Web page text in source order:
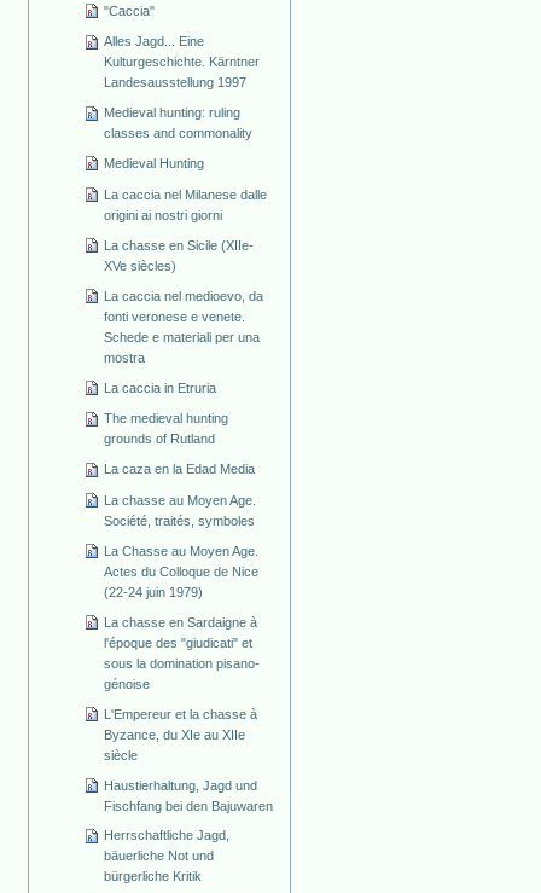
"Caccia"
Alles Jagd... Eine
Kulturgeschichte. Kärntner
Landesausstellung 1997
Medieval hunting: ruling
classes and commonality
Medieval Hunting
La caccia nel Milanese dalle
origini ai nostri giorni
La chasse en Sicile (XIIe-
XVe siècles)
La caccia nel medioevo, da
fonti veronese e venete.
Schede e materiali per una
mostra
La caccia in Etruria
The medieval hunting
grounds of Rutland
La caza en la Edad Media
La chasse au Moyen Age.
Société, traités, symboles
La Chasse au Moyen Age.
Actes du Colloque de Nice
(22-24 juin 1979)
La chasse en Sardaigne à
l'époque des "giudicati" et
sous la domination pisano-
génoise
L'Empereur et la chasse à
Byzance, du XIe au XIIe
siècle
Haustierhaltung, Jagd und
Fischfang bei den Bajuwaren
Herrschaftliche Jagd,
bäuerliche Not und
bürgerliche Kritik